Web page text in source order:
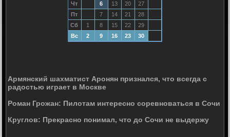
Чт
6 13 20
27
Пт
7 14 21
28
Сб
1 8 15 22
29
Вс
2 9 16 23 30
Армянский шахматист Аронян признался, что всегда с
радостью играет в Москве
Роман Грожан: Пилотам интересно соревноваться в Сочи
Круглов: Прекрасно понимал, что до Сочи не выдержу